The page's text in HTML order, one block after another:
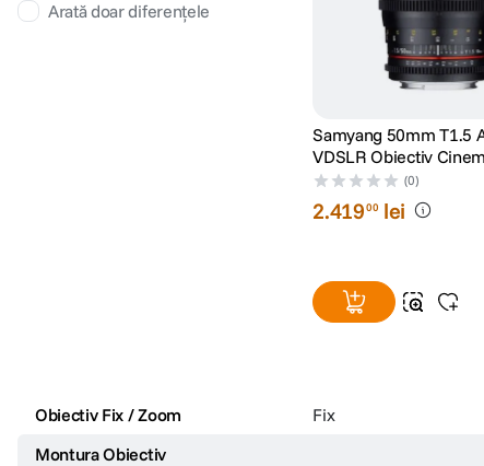
Arată doar diferențele
Samyang 50mm T1.5
VDSLR Obiectiv
A
(0)
2.41900 lei
Obiectiv Fix / Zoom Fix
Montura Obiectiv